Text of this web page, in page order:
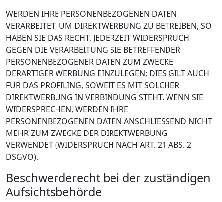
WERDEN IHRE PERSONENBEZOGENEN DATEN
VERARBEITET, UM DIREKTWERBUNG ZU BETREIBEN, SO
HABEN SIE DAS RECHT, JEDERZEIT WIDERSPRUCH
GEGEN DIE VERARBEITUNG SIE BETREFFENDER
PERSONENBEZOGENER DATEN ZUM ZWECKE
DERARTIGER WERBUNG EINZULEGEN; DIES GILT AUCH
FÜR DAS PROFILING, SOWEIT ES MIT SOLCHER
DIREKTWERBUNG IN VERBINDUNG STEHT. WENN SIE
WIDERSPRECHEN, WERDEN IHRE
PERSONENBEZOGENEN DATEN ANSCHLIESSEND NICHT
MEHR ZUM ZWECKE DER DIREKTWERBUNG
VERWENDET (WIDERSPRUCH NACH ART. 21 ABS. 2
DSGVO).
Beschwerde­recht bei der zuständigen
Aufsichts­behörde